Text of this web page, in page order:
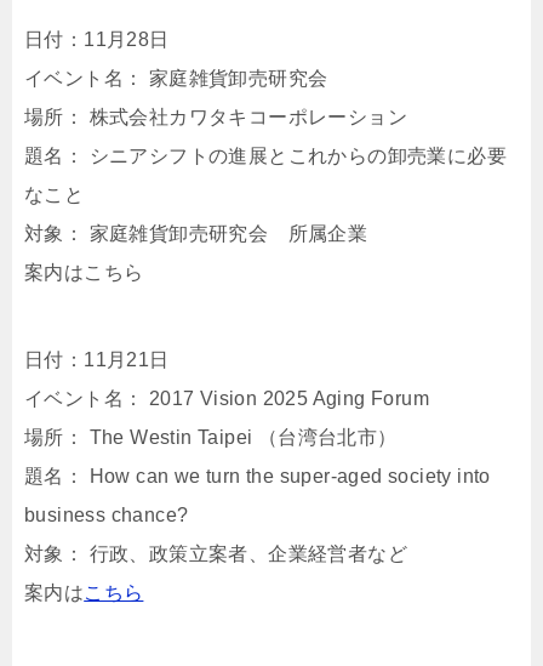
日付：11月28日
イベント名： 家庭雑貨卸売研究会
場所： 株式会社カワタキコーポレーション
題名： シニアシフトの進展とこれからの卸売業に必要
なこと
対象： 家庭雑貨卸売研究会 所属企業
案内はこちら
日付：11月21日
イベント名： 2017 Vision 2025 Aging Forum
場所： The Westin Taipei （台湾台北市）
題名： How can we turn the super-aged society into
business chance?
対象： 行政、政策立案者、企業経営者など
案内はこちら